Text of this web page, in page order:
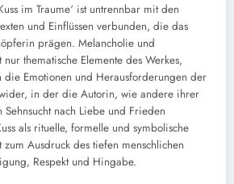
im Traume‘ ist untrennbar mit den
und Einflüssen verbunden, die das
prägen. Melancholie und
thematische Elemente des Werkes,
die Emotionen und Herausforderungen der
in der die Autorin, wie andere ihrer
nach Liebe und Frieden
als rituelle, formelle und symbolische
Ausdruck des tiefen menschlichen
Respekt und Hingabe.